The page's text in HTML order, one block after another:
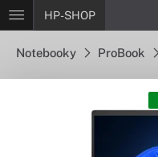
HP-SHOP
Notebooky ProBook